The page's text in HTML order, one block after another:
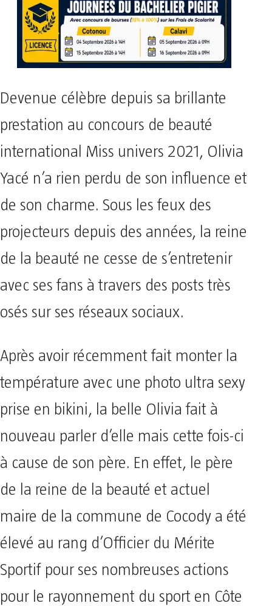
Devenue célèbre depuis sa brillante
prestation au concours de beauté
international Miss univers 2021, Olivia
Yacé n’a rien perdu de son influence et
de son charme. Sous les feux des
projecteurs depuis des années, la reine
de la beauté ne cesse de s’entretenir
avec ses fans à travers des posts très
osés sur ses réseaux sociaux.
Après avoir récemment fait monter la
température avec une photo ultra sexy
prise en bikini, la belle Olivia fait à
nouveau parler d’elle mais cette fois-ci
à cause de son père. En effet, le père
de la reine de la beauté et actuel
maire de la commune de Cocody a été
élevé au rang d’Officier du Mérite
Sportif pour ses nombreuses actions
pour le rayonnement du sport en Côte